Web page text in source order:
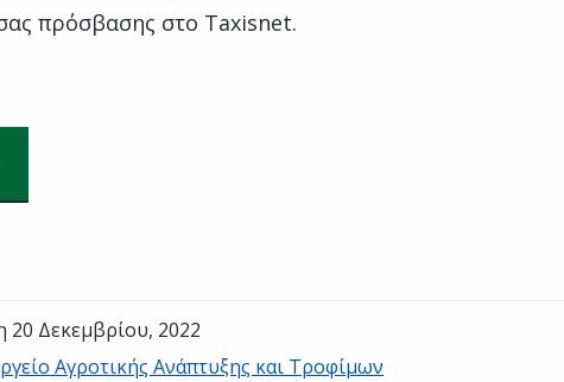
πρόσβασης στο Taxisnet.
20 Δεκεμβρίου, 2022
Αγροτικής Ανάπτυξης και Τροφίμων